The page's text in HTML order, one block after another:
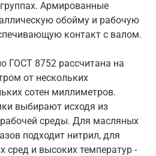
Армированные
обойму и рабочую
контакт с валом.
ГОСТ 8752 рассчитана на
от нескольких
сотен миллиметров.
выбирают исходя из
среды. Для масляных
подходит нитрил, для
сред и высоких температур -